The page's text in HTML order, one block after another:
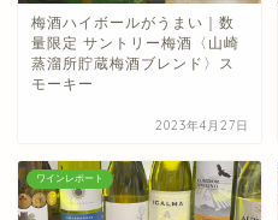
梅酒ハイボールがうまい｜数
量限定 サントリー梅酒〈山崎
蒸溜所貯蔵梅酒ブレンド〉ス
モーキー
2023年4月27日
ワインレポート